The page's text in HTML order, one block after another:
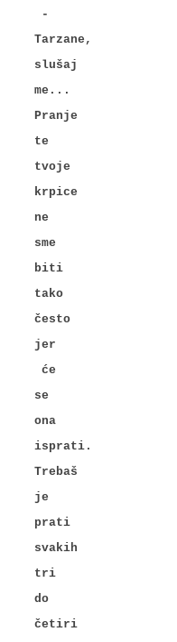
-
Tarzane,
slušaj
me...
Pranje
te
tvoje
krpice
ne
sme
biti
tako
često
jer
će
se
ona
isprati.
Trebaš
je
prati
svakih
tri
do
četiri